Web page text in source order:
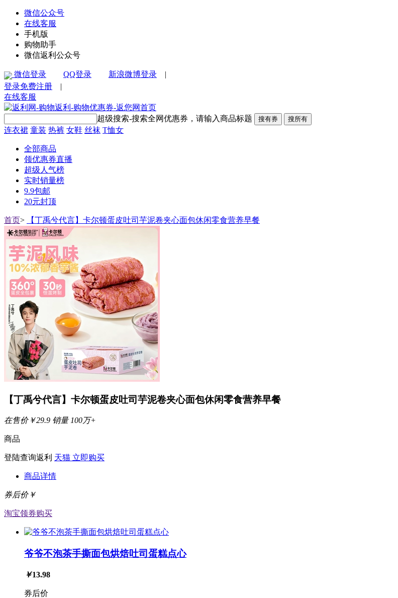
微信公众号
在线客服
手机版
购物助手
微信返利公众号
微信登录 QQ登录 新浪微博登录 |
登录免费注册 |
在线客服
超级搜索-搜索全网优惠券，请输入商品标题 搜有券 搜所有
连衣裙 童装 热裤 女鞋 丝袜 T恤女
全部商品
领优惠券直播
超级人气榜
实时销量榜
9.9包邮
20元封顶
首页> 【丁禹兮代言】卡尔顿蛋皮吐司芋泥卷夹心面包休闲零食营养早餐
【丁禹兮代言】卡尔顿蛋皮吐司芋泥卷夹心面包休闲零食营养早餐
在售价￥29.9 销量100万+
商品
登陆查询返利 天猫 立即购买
商品详情
券后价￥
淘宝领券购买
爷爷不泡茶手撕面包烘焙吐司蛋糕点心
￥13.98
券后价